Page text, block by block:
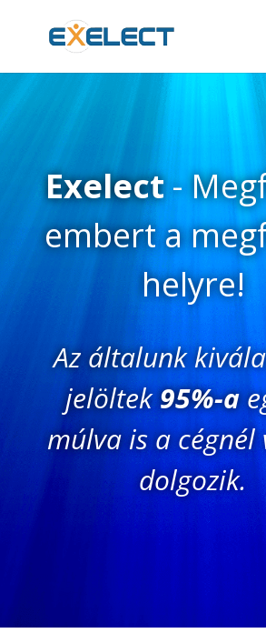
Exelect-
embert a
helyre!
Az általunk
jelöltek95%-a
múlva is a cégnél
dolgozik.